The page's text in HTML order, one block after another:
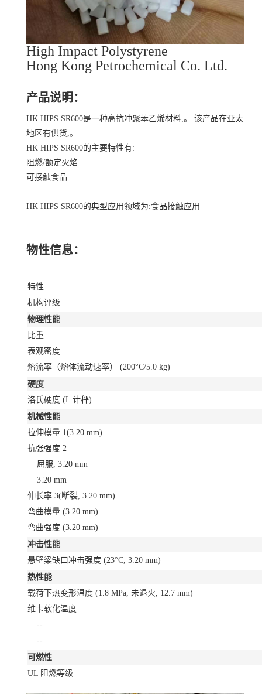
High Impact Polystyrene
Hong Kong Petrochemical Co. Ltd.
产品说明：
HK HIPS SR600是一种高抗冲聚苯乙烯材料,。 该产品在亚太
地区有供货,。
HK HIPS SR600的主要特性有:
阻燃/额定火焰
可接触食品
HK HIPS SR600的典型应用领域为:食品接触应用
物性信息：
特性
机构评级
物理性能
比重
表观密度
熔流率（熔体流动速率） (200°C/5.0 kg)
硬度
洛氏硬度 (L 计秤)
机械性能
拉伸模量 1 (3.20 mm)
抗张强度 2
屈服, 3.20 mm
3.20 mm
伸长率 3(断裂, 3.20 mm)
弯曲模量 (3.20 mm)
弯曲强度 (3.20 mm)
冲击性能
悬壁梁缺口冲击强度 (23°C, 3.20 mm)
热性能
载荷下热变形温度 (1.8 MPa, 未退火, 12.7 mm)
维卡软化温度
--
--
可燃性
UL 阻燃等级